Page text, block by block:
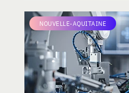
NOUVELLE-AQUITAINE